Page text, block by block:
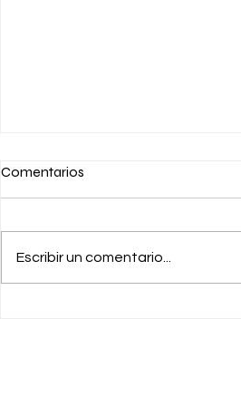
Comentarios
Escribir un comentario...